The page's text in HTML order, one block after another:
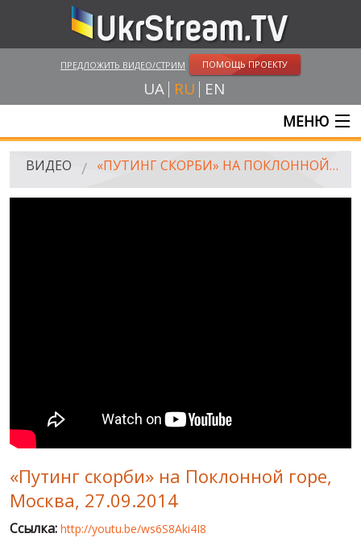
ПРЕДЛОЖИТЬ ВИДЕО/СТРИМ ПОМОЩЬ ПРОЕКТУ
UA RU EN
МЕНЮ
ГЛАВНАЯ
ПУБЛИЧНЫЕ ЛЮДИ
РОССИЙСКО-УКРАИНСКАЯ ВОЙНА
WINTER ON FIRE: UKRAINE'S FIGHT FOR FREEDOM
ХРОНОЛОГИЯ ЄВРОМАЙДАНА
ВИДЕО «ПУТИНГ СКОРБИ» НА ПОКЛОННОЙ ГОРЕ, МОСКВА, 27.09.2014
«Путинг скорби» на Поклонной горе,
Москва, 27.09.2014
Ссылка: http://youtu.be/ws6S8Aki4I8